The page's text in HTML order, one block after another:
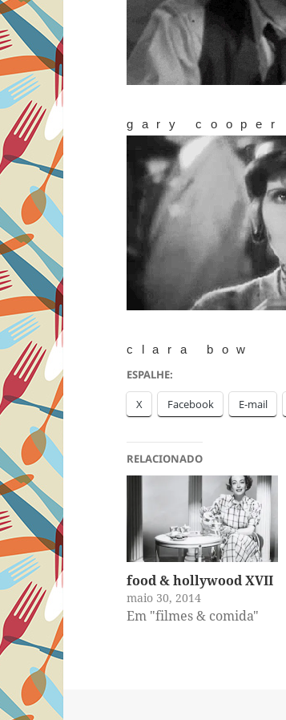
gary cooper
clara bow
ESPALHE:
X Facebook E-mail
RELACIONADO
food & hollywood XVII
maio 30, 2014
Em "filmes & comida"